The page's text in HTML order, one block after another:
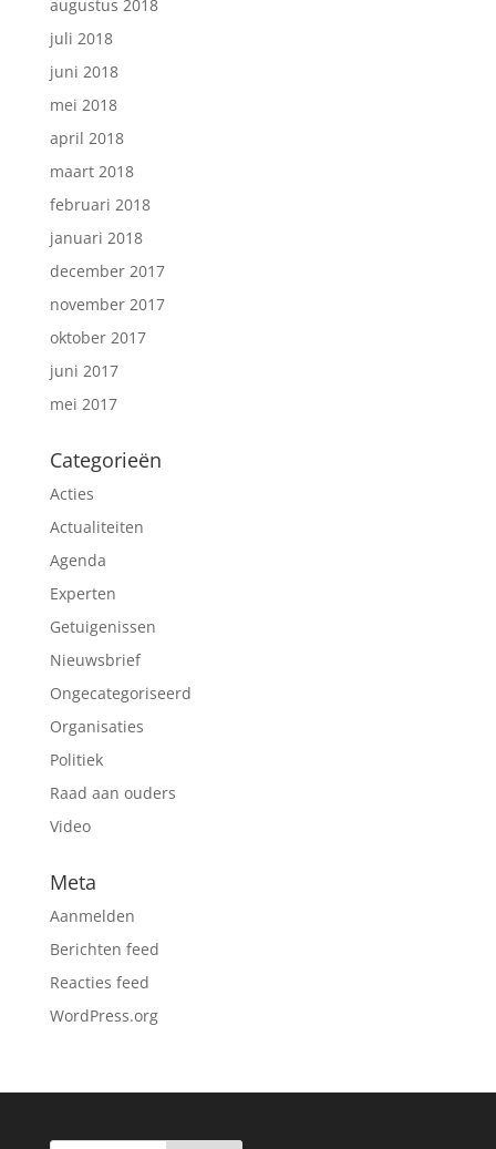
augustus 2018
juli 2018
juni 2018
mei 2018
april 2018
maart 2018
februari 2018
januari 2018
december 2017
november 2017
oktober 2017
juni 2017
mei 2017
Categorieën
Acties
Actualiteiten
Agenda
Experten
Getuigenissen
Nieuwsbrief
Ongecategoriseerd
Organisaties
Politiek
Raad aan ouders
Video
Meta
Aanmelden
Berichten feed
Reacties feed
WordPress.org